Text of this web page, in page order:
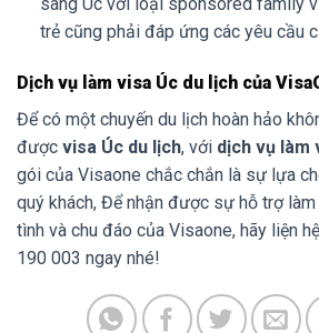
trẻ cũng phải đáp ứng các yêu cầu
Dịch vụ làm visa Úc du lịch của
Để có một chuyến du lịch hoàn hảo
được visa Úc du lịch, với dịch vụ làm
gói của Visaone chắc chắn là sự lựa
quý khách, Để nhận được sự hỗ trợ
tình và chu đáo của Visaone, hãy liện
190 003 ngay nhé!